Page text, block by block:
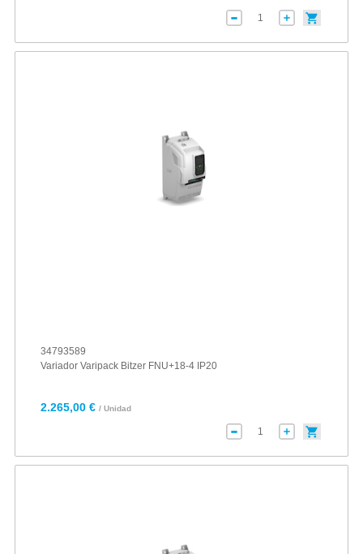
34793589
Variador Varipack Bitzer FNU+18-4 IP20
2.265,00 € / Unidad